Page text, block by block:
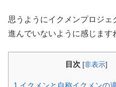
思うようにイクメンプロジェ
進んでいないように感じます
目次 [非表示]